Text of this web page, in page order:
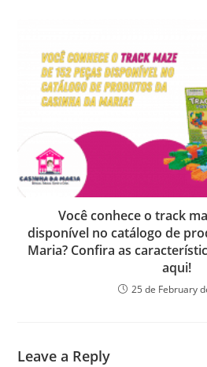
Você conhece o track
disponível no catálogo de
Maria? Confira as
aqui!
25 de February
Leave a Reply